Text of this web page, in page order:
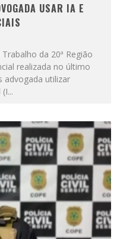
USAR IA E
da 20ª Região
realizada no último
advogada utilizar
(I...